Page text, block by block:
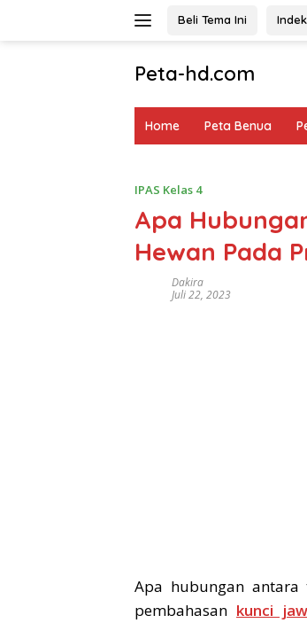
Beli Tema Ini
Peta-hd.com
Gambar
Home Peta Benua
IPAS Kelas 4
Apa
Hewan Pada
Dakira
Juli 22, 2023
Apa hubungan antara
pembahasan kunci